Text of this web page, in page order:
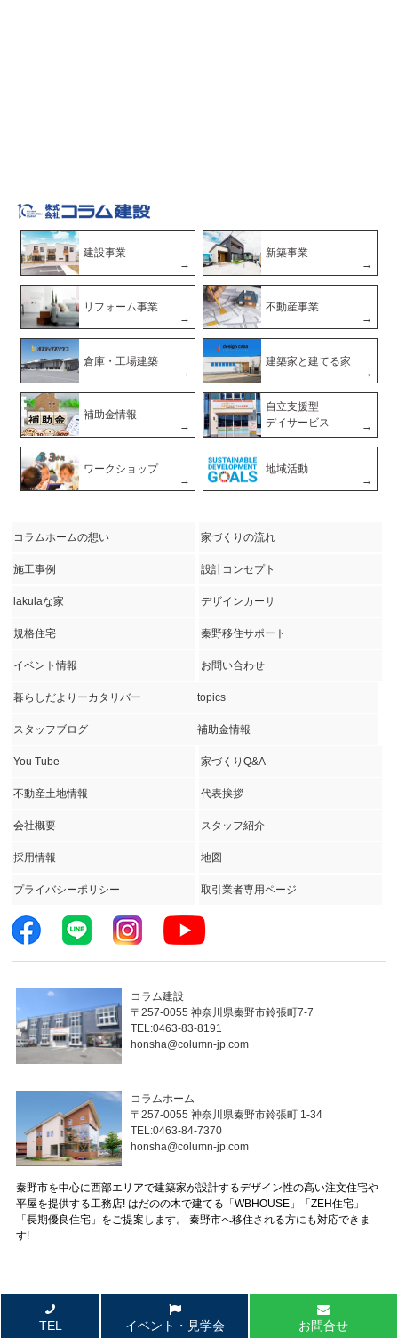
建設事業 新築事業
リフォーム事業 不動産事業
倉庫・工場建築 建築家と建てる家
補助金情報
自立支援型
デイサービス
ワークショップ 地域活動
コラムホームの想い 家づくりの流れ
施工事例 設計コンセプト
lakulaな家 デザインカーサ
規格住宅 秦野移住サポート
イベント情報 お問い合わせ
暮らしだよりーカタリバー topics
スタッフブログ 補助金情報
You Tube 家づくりQ&A
不動産土地情報 代表挨拶
会社概要 スタッフ紹介
採用情報 地図
プライバシーポリシー 取引業者専用ページ
コラム建設
〒257-0055 神奈川県秦野市鈴張町7-7
TEL:0463-83-8191
honsha@column-jp.com
コラムホーム
〒257-0055 神奈川県秦野市鈴張町 1-34
TEL:0463-84-7370
honsha@column-jp.com
秦野市を中心に西部エリアで建築家が設計するデザイン性の高い注文住宅や
平屋を提供する工務店! はだのの木で建てる「WBHOUSE」「ZEH住宅」
「長期優良住宅」をご提案します。 秦野市へ移住される方にも対応できま
す!
© 2023 秦野市の注文住宅・平屋は工務店のコラムホーム All Rights Reserved.
TEL イベント・見学会 お問合せ